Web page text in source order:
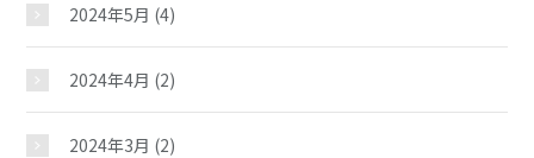
安原児童館
2024年5月 (4)
2024年4月 (2)
2024年3月 (2)